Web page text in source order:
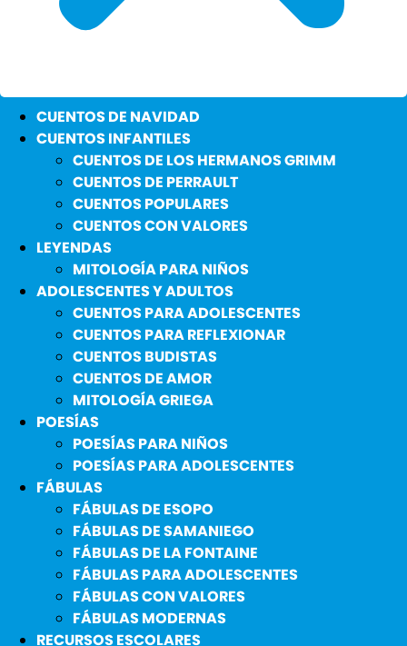
CUENTOS DE NAVIDAD
CUENTOS INFANTILES
CUENTOS DE LOS HERMANOS GRIMM
CUENTOS DE PERRAULT
CUENTOS POPULARES
CUENTOS CON VALORES
LEYENDAS
MITOLOGÍA PARA NIÑOS
ADOLESCENTES Y ADULTOS
CUENTOS PARA ADOLESCENTES
CUENTOS PARA REFLEXIONAR
CUENTOS BUDISTAS
CUENTOS DE AMOR
MITOLOGÍA GRIEGA
POESÍAS
POESÍAS PARA NIÑOS
POESÍAS PARA ADOLESCENTES
FÁBULAS
FÁBULAS DE ESOPO
FÁBULAS DE SAMANIEGO
FÁBULAS DE LA FONTAINE
FÁBULAS PARA ADOLESCENTES
FÁBULAS CON VALORES
FÁBULAS MODERNAS
RECURSOS ESCOLARES